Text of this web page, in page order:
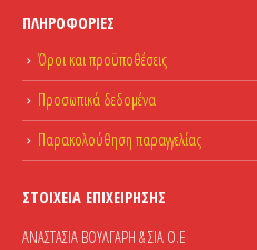
ΠΛΗΡΟΦΟΡΊΕΣ
Όροι και προϋποθέσεις
Προσωπικά δεδομένα
Παρακολούθηση παραγγελίας
ΣΤΟΙΧΕΊΑ ΕΠΙΧΕΊΡΗΣΗΣ
ΑΝΑΣΤΑΣΙΑ ΒΟΥΛΓΑΡΗ & ΣΙΑ Ο.Ε